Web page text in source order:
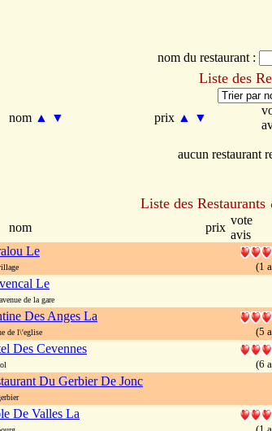
nom du restaurant :
Liste des
▲ ▼ prix ▲ ▼
aucun restaurant
Liste des Restaurants
prix
vote
avis
Le
(1
Le
de la gare
Des Anges La
de l\'eglise (5
Des Cevennes
(6
Du Gerbier De Jonc
De Valles La